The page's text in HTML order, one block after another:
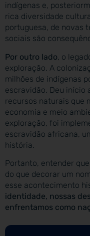
indígenas e,
rica diversidade
portuguesa, de novas
sociais são
Por outro lado , o
exploração. A
milhões de indígenas
escravidão. Deu início
recursos naturais que
economia e meio
exploração, foi
escravidão africana,
história.
Portanto, entender
do que decorar um
esse acontecimento
identidade, nossas
enfrentamos como